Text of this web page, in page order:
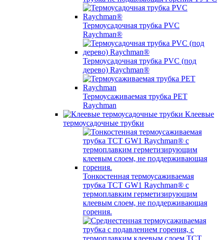
Термоусадочная трубка PVC
Raychman®
Термоусадочная трубка PVC (под
дерево) Raychman®
Термоусаживаемая трубка PET
Raychman
Клеевые
термоусадочные трубки
Тонкостенная термоусаживаемая
трубка TCT GW1 Raychman® с
термоплавким герметизирующим
клеевым слоем, не поддерживающая
горения.